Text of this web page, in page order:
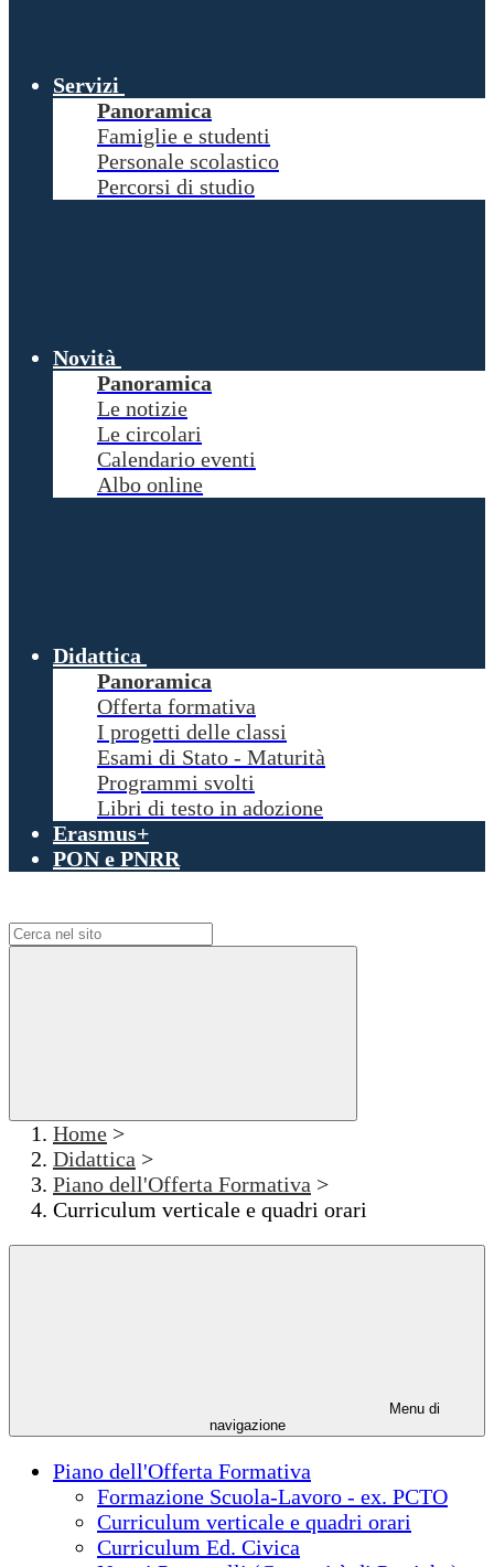
Servizi
Panoramica
Famiglie e studenti
Personale scolastico
Percorsi di studio
Novità
Panoramica
Le notizie
Le circolari
Calendario eventi
Albo online
Didattica
Panoramica
Offerta formativa
I progetti delle classi
Esami di Stato - Maturità
Programmi svolti
Libri di testo in adozione
Erasmus+
PON e PNRR
Home >
Didattica >
Piano dell'Offerta Formativa >
Curriculum verticale e quadri orari
Menu di
navigazione
Piano dell'Offerta Formativa
Formazione Scuola-Lavoro - ex. PCTO
Curriculum verticale e quadri orari
Curriculum Ed. Civica